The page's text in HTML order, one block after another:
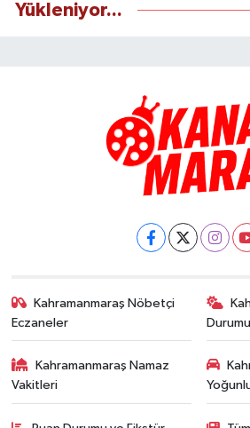
Yükleniyor...
Kahramanmaraş Nöbetçi
Eczaneler
Durumu
Kahramanmaraş Namaz
Vakitleri